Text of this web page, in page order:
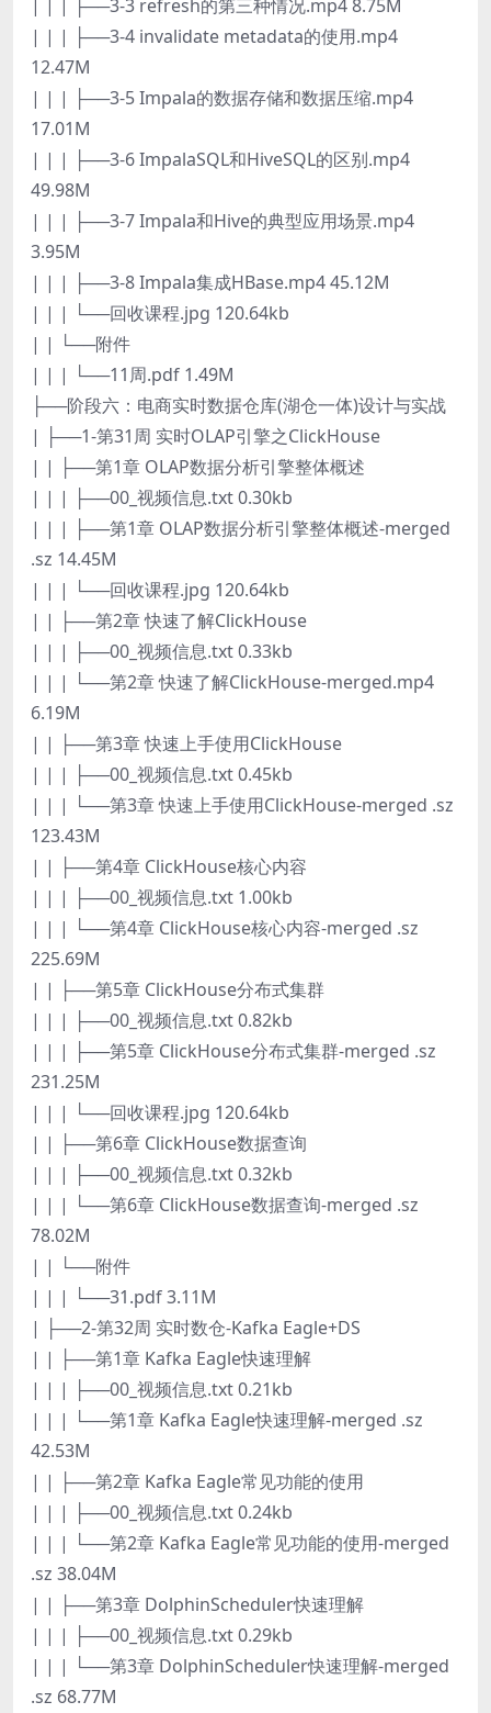
| | | ├──3-3 refresh的第三种情况.mp4 8.75M
| | | ├──3-4 invalidate metadata的使用.mp4
12.47M
| | | ├──3-5 Impala的数据存储和数据压缩.mp4
17.01M
| | | ├──3-6 ImpalaSQL和HiveSQL的区别.mp4
49.98M
| | | ├──3-7 Impala和Hive的典型应用场景.mp4
3.95M
| | | ├──3-8 Impala集成HBase.mp4 45.12M
| | | └──回收课程.jpg 120.64kb
| | └──附件
| | | └──11周.pdf 1.49M
├──阶段六：电商实时数据仓库(湖仓一体)设计与实战
| ├──1-第31周 实时OLAP引擎之ClickHouse
| | ├──第1章 OLAP数据分析引擎整体概述
| | | ├──00_视频信息.txt 0.30kb
| | | ├──第1章 OLAP数据分析引擎整体概述-merged
.sz 14.45M
| | | └──回收课程.jpg 120.64kb
| | ├──第2章 快速了解ClickHouse
| | | ├──00_视频信息.txt 0.33kb
| | | └──第2章 快速了解ClickHouse-merged.mp4
6.19M
| | ├──第3章 快速上手使用ClickHouse
| | | ├──00_视频信息.txt 0.45kb
| | | └──第3章 快速上手使用ClickHouse-merged .sz
123.43M
| | ├──第4章 ClickHouse核心内容
| | | ├──00_视频信息.txt 1.00kb
| | | └──第4章 ClickHouse核心内容-merged .sz
225.69M
| | ├──第5章 ClickHouse分布式集群
| | | ├──00_视频信息.txt 0.82kb
| | | ├──第5章 ClickHouse分布式集群-merged .sz
231.25M
| | | └──回收课程.jpg 120.64kb
| | ├──第6章 ClickHouse数据查询
| | | ├──00_视频信息.txt 0.32kb
| | | └──第6章 ClickHouse数据查询-merged .sz
78.02M
| | └──附件
| | | └──31.pdf 3.11M
| ├──2-第32周 实时数仓-Kafka Eagle+DS
| | ├──第1章 Kafka Eagle快速理解
| | | ├──00_视频信息.txt 0.21kb
| | | └──第1章 Kafka Eagle快速理解-merged .sz
42.53M
| | ├──第2章 Kafka Eagle常见功能的使用
| | | ├──00_视频信息.txt 0.24kb
| | | └──第2章 Kafka Eagle常见功能的使用-merged
.sz 38.04M
| | ├──第3章 DolphinScheduler快速理解
| | | ├──00_视频信息.txt 0.29kb
| | | └──第3章 DolphinScheduler快速理解-merged
.sz 68.77M